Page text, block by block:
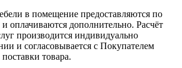
в помещение предоставляются по
оплачиваются дополнительно. Расчёт
производится индивидуально
и согласовывается с Покупателем
товара.